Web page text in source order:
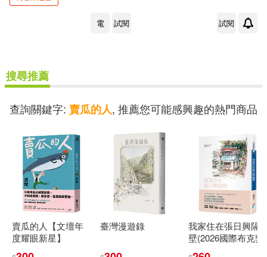
可菲律賓店取(3)
其他 (可複選)
現在可購買商品(2)
價格
範圍
-
電 試閱 試閱
搜尋推薦
查詢關鍵字: 賣瓜的人, 推薦您可能感興趣的熱門商品
賣瓜的人【文壇年
度耀眼新星】
臺灣漫遊錄
我家住在張日興隔
壁(2026國際布克獎